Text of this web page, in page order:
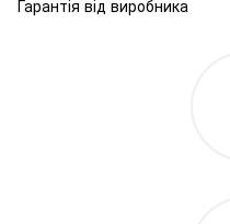
Гарантія від виробника